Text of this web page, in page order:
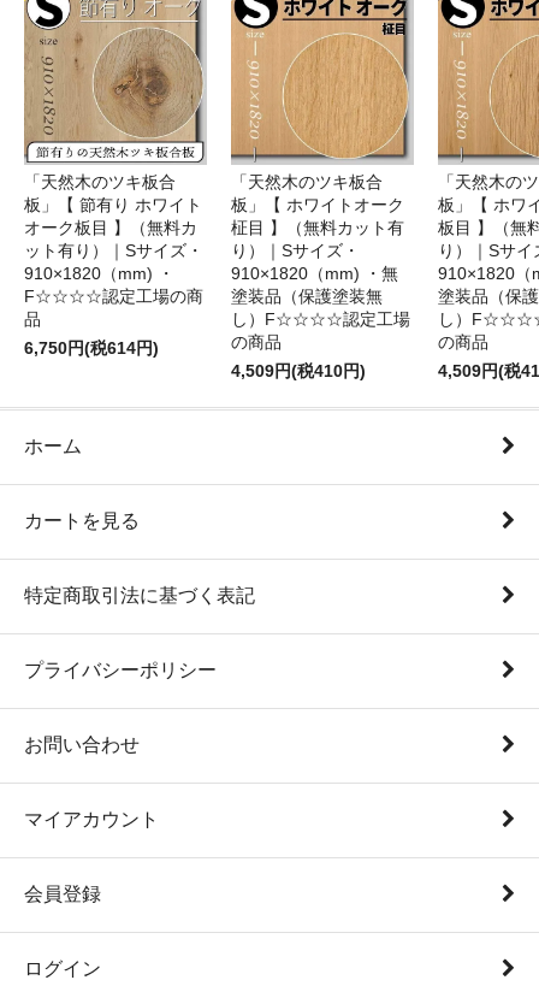
「天然木のツキ板合
板」【 節有り ホワイト
オーク板目 】（無料カ
ット有り）｜Sサイズ・
910×1820（mm) ・
F☆☆☆☆認定工場の商
品
6,750円(税614円)
「天然木のツキ板合
板」【 ホワイトオーク
柾目 】（無料カット有
り）｜Sサイズ・
910×1820（mm) ・無
塗装品（保護塗装無
し）F☆☆☆☆認定工場
の商品
4,509円(税410円)
「天然木の
板」【 ホワ
板目 】（無
り）｜Sサイ
910×1820（
塗装品（保
し）
の商品
4,509円(税
ホーム
カートを見る
特定商取引法に基づく表記
プライバシーポリシー
お問い合わせ
マイアカウント
会員登録
ログイン